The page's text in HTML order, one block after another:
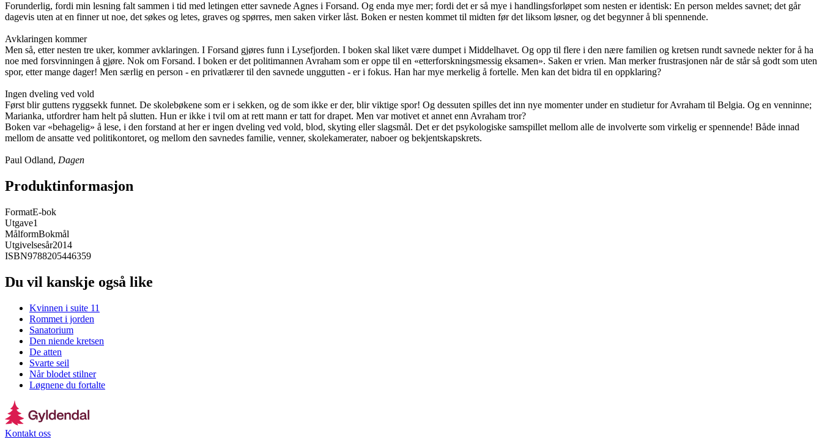
Forunderlig, fordi min lesning falt sammen i tid med letingen etter savnede Agnes i Forsand. Og enda mye mer; fordi det er så mye i handlingsforløpet som nesten er identisk: En person meldes savnet; det går
dagevis uten at en finner ut noe, det søkes og letes, graves og spørres, men saken virker låst. Boken er nesten kommet til midten før det liksom løsner, og det begynner å bli spennende.
Avklaringen kommer
Men så, etter nesten tre uker, kommer avklaringen. I Forsand gjøres funn i Lysefjorden. I boken skal liket være dumpet i Middelhavet. Og opp til flere i den nære familien og kretsen rundt savnede nekter for å ha
noe med forsvinningen å gjøre. Nok om Forsand. I boken er det politimannen Avraham som er oppe til en «etterforskningsmessig eksamen». Saken er vrien. Man merker frustrasjonen når de står så godt som uten
spor, etter mange dager! Men særlig en person - en privatlærer til den savnede unggutten - er i fokus. Han har mye merkelig å fortelle. Men kan det bidra til en oppklaring?
Ingen dveling ved vold
Først blir guttens ryggsekk funnet. De skolebøkene som er i sekken, og de som ikke er der, blir viktige spor! Og dessuten spilles det inn nye momenter under en studietur for Avraham til Belgia. Og en venninne;
Marianka, utfordrer ham helt på slutten. Hun er ikke i tvil om at rett mann er tatt for drapet. Men var motivet et annet enn Avraham tror?
Boken var «behagelig» å lese, i den forstand at her er ingen dveling ved vold, blod, skyting eller slagsmål. Det er det psykologiske samspillet mellom alle de involverte som virkelig er spennende! Både innad
mellom de ansatte ved politikontoret, og mellom den savnedes familie, venner, skolekamerater, naboer og bekjentskapskrets.
Paul Odland, Dagen
Produktinformasjon
FormatE-bok
Utgave1
MålformBokmål
Utgivelsesår2014
ISBN9788205446359
Du vil kanskje også like
Kvinnen i suite 11
Rommet i jorden
Sanatorium
Den niende kretsen
De atten
Svarte seil
Når blodet stilner
Løgnene du fortalte
Kontakt oss